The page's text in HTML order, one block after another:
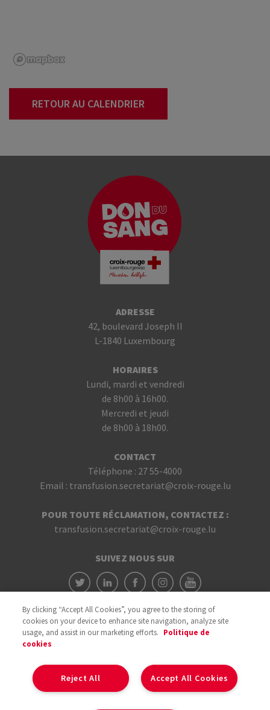
RETOUR AU CALENDRIER
ADRESSE
42, boulevard Joseph II
L-1840 Luxembourg
HORAIRES
Lundi, mardi et vendredi
de 8h00 à 16h00.
Mercredi et jeudi
de 8h00 à 18h00.
CONTACT
Téléphone : 27 55-4000
Email : transfusion.secretariat@croix-rouge.lu
POUR TOUTE RÉCLAMATION, CONTACTEZ :
transfusion.secretariat@croix-rouge.lu
SUIVEZ NOUS SUR
By clicking “Accept All Cookies”, you agree to the storing of
cookies on your device to enhance site navigation, analyze site
usage, and assist in our marketing efforts. Politique de
cookies
Accept All Cookies
Reject All